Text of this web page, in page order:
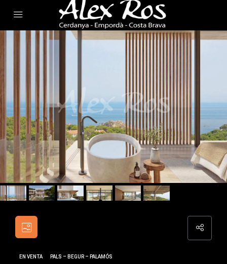
EN VENTA PALS – BEGUR – PALAMÓS